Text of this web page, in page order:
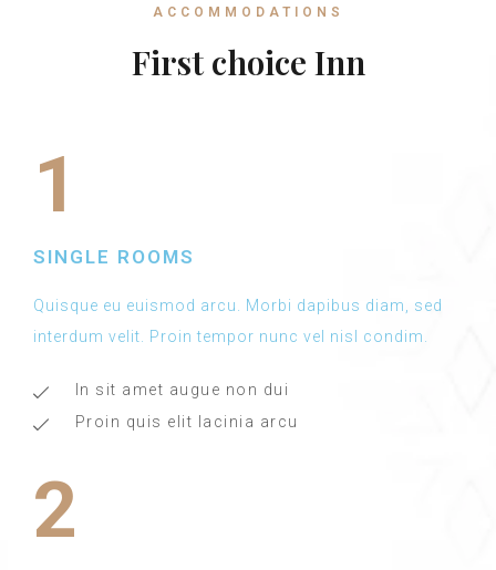
ACCOMMODATIONS
First choice Inn
1
SINGLE ROOMS
Quisque eu euismod arcu. Morbi dapibus diam, sed
interdum velit. Proin tempor nunc vel nisl condim.
In sit amet augue non dui
Proin quis elit lacinia arcu
2